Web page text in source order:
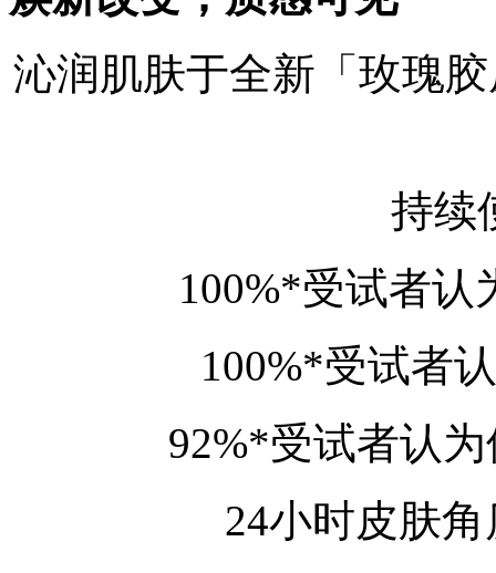
沁润肌肤于全新「玫瑰
持续
100%*受试者认
100%*受试者
92%*受试者认
24小时皮肤